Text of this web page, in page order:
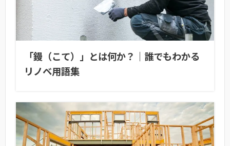
「鏝（こて）」とは何か？｜誰でもわかる
リノベ用語集